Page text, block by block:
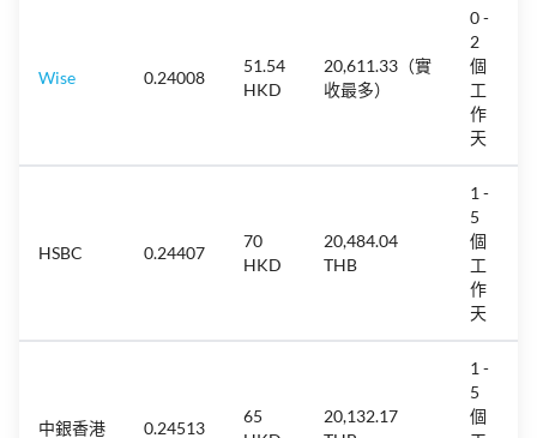
Wise 0.24008
51.54
HKD
20,611.33（實
收最多）
0 -
2
個
工
作
天
HSBC 0.24407
70
HKD
20,484.04
THB
1 -
5
個
工
作
天
中銀香港 0.24513
65
20,132.17
1 -
5
個